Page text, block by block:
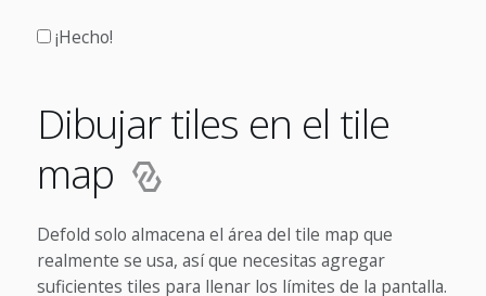
¡Hecho!
Dibujar tiles en el tile
map
Defold solo almacena el área del tile map que
realmente se usa, así que necesitas agregar
suficientes tiles para llenar los límites de la pantalla.